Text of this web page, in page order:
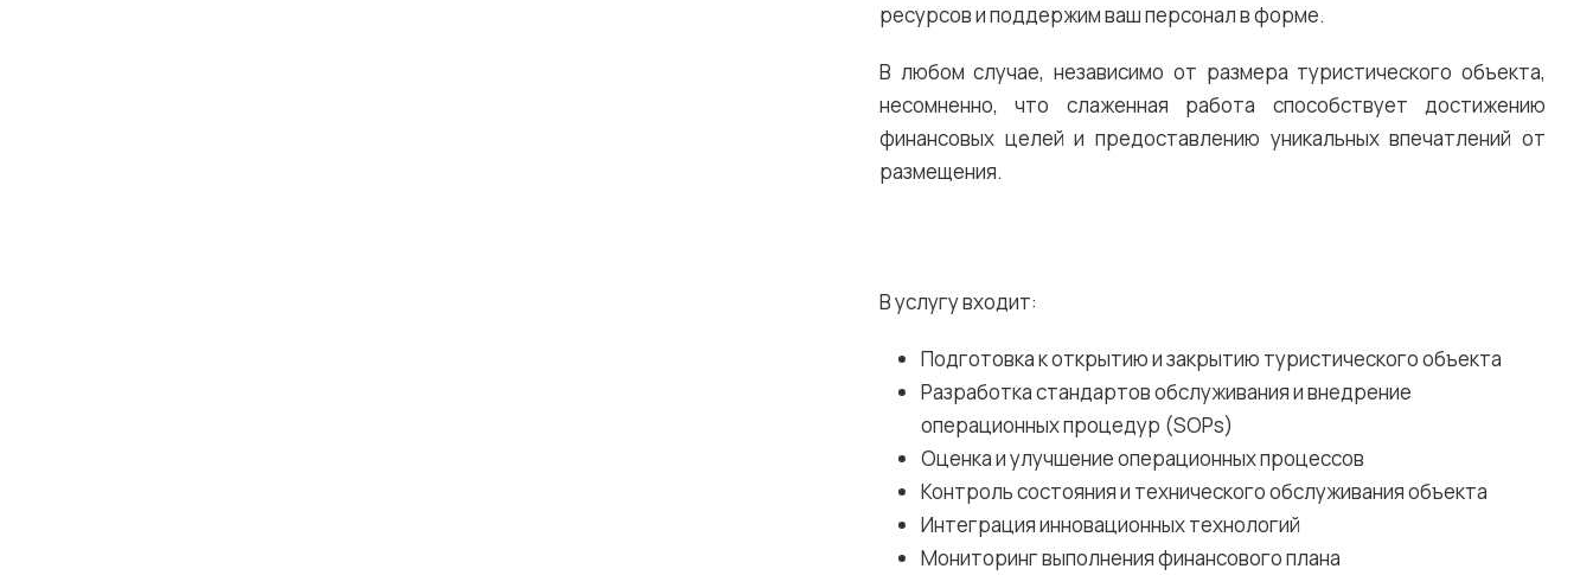
ресурсов и поддержим ваш персонал в форме.
В любом случае, независимо от размера туристического объекта,
несомненно, что слаженная работа способствует достижению
финансовых целей и предоставлению уникальных впечатлений от
размещения.
В услугу входит:
Подготовка к открытию и закрытию туристического объекта
Разработка стандартов обслуживания и внедрение
операционных процедур (SOPs)
Оценка и улучшение операционных процессов
Контроль состояния и технического обслуживания объекта
Интеграция инновационных технологий
Мониторинг выполнения финансового плана